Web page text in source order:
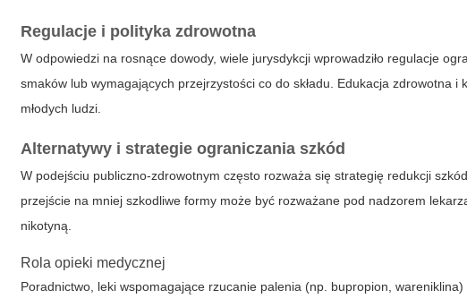
Regulacje i polityka zdrowotna
W odpowiedzi na rosnące dowody, wiele jurysdykcji wprowadziło regulacje
smaków lub wymagających przejrzystości co do składu. Edukacja zdrowotna
młodych ludzi.
Alternatywy i strategie ograniczania szkód
W podejściu publiczno-zdrowotnym często rozważa się strategię redukcji
przejście na mniej szkodliwe formy może być rozważane pod nadzorem
nikotyną.
Rola opieki medycznej
Poradnictwo, leki wspomagające rzucanie palenia (np. bupropion,